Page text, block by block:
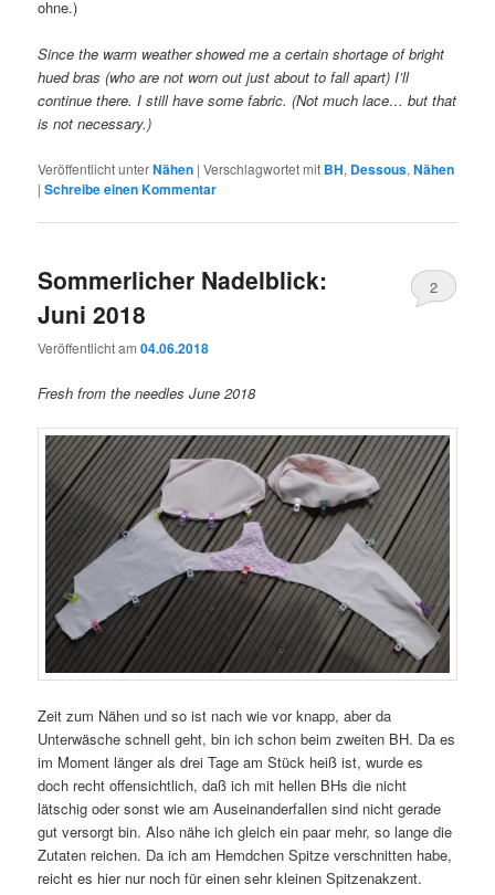
ohne.)
Since the warm weather showed me a certain shortage of bright
hued bras (who are not worn out just about to fall apart) I’ll
continue there. I still have some fabric. (Not much lace… but that
is not necessary.)
Veröffentlicht unterNähen |Verschlagwortet mit BH, Dessous,Nähen
|Schreibe einen Kommentar
Sommerlicher Nadelblick:
Juni 2018
Veröffentlicht am04.06.2018
2
Fresh from the needles June 2018
Zeit zum Nähen und so ist nach wie vor knapp, aber da
Unterwäsche schnell geht, bin ich schon beim zweiten BH. Da es
im Moment länger als drei Tage am Stück heiß ist, wurde es
doch recht offensichtlich, daß ich mit hellen BHs die nicht
lätschig oder sonst wie am Auseinanderfallen sind nicht gerade
gut versorgt bin. Also nähe ich gleich ein paar mehr, so lange die
Zutaten reichen. Da ich am Hemdchen Spitze verschnitten habe,
reicht es hier nur noch für einen sehr kleinen Spitzenakzent.